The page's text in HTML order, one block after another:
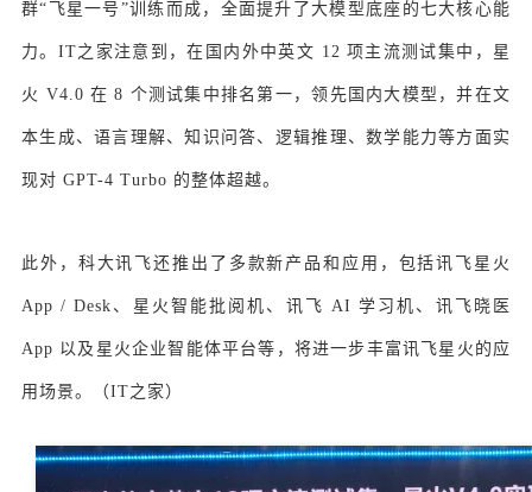
群“飞星一号”训练而成，全面提升了大模型底座的七大核心能
力。IT之家注意到，在国内外中英文 12 项主流测试集中，星
火 V4.0 在 8 个测试集中排名第一，领先国内大模型，并在文
本生成、语言理解、知识问答、逻辑推理、数学能力等方面实
现对 GPT-4 Turbo 的整体超越。
此外，科大讯飞还推出了多款新产品和应用，包括讯飞星火
App / Desk、星火智能批阅机、讯飞 AI 学习机、讯飞晓医
App 以及星火企业智能体平台等，将进一步丰富讯飞星火的应
用场景。（IT之家）